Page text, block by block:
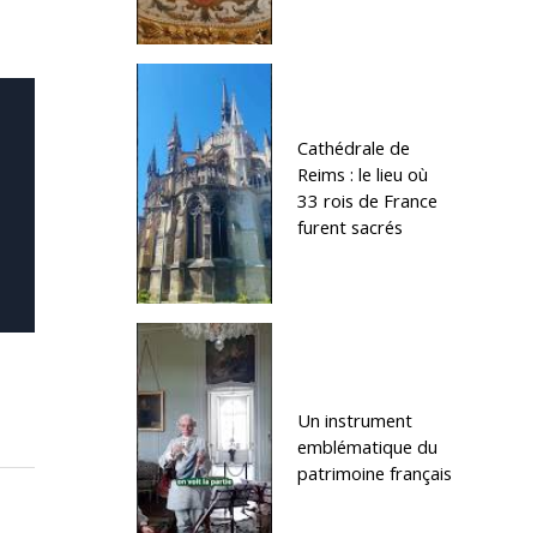
Cathédrale de
Reims : le lieu où
33 rois de France
furent sacrés
Un instrument
emblématique du
patrimoine français